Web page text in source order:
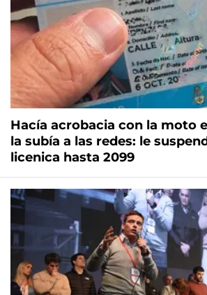
Hacía acrobacia con la moto
la subía a las redes: le
licenica hasta 2099